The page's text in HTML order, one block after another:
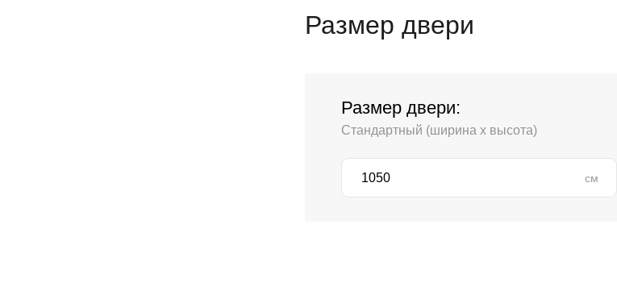
Размер двери
Размер двери:
Стандартный (ширина х высота)
см